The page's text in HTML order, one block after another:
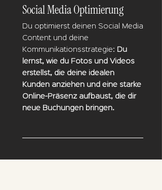
Social Media Optimierung
Du optimierst deinen Social Media
Content und deine
Kommunikationsstrategie: Du
lernst, wie du Fotos und Videos
erstellst, die deine idealen
Kunden anziehen und eine starke
Online-Präsenz aufbaust, die dir
neue Buchungen bringen.